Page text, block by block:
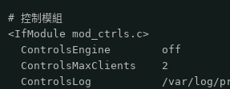
# 控制模組
<IfModule mod_ctrls.c>
ControlsEngine off
ControlsMaxClients 2
ControlsLog /var/log/